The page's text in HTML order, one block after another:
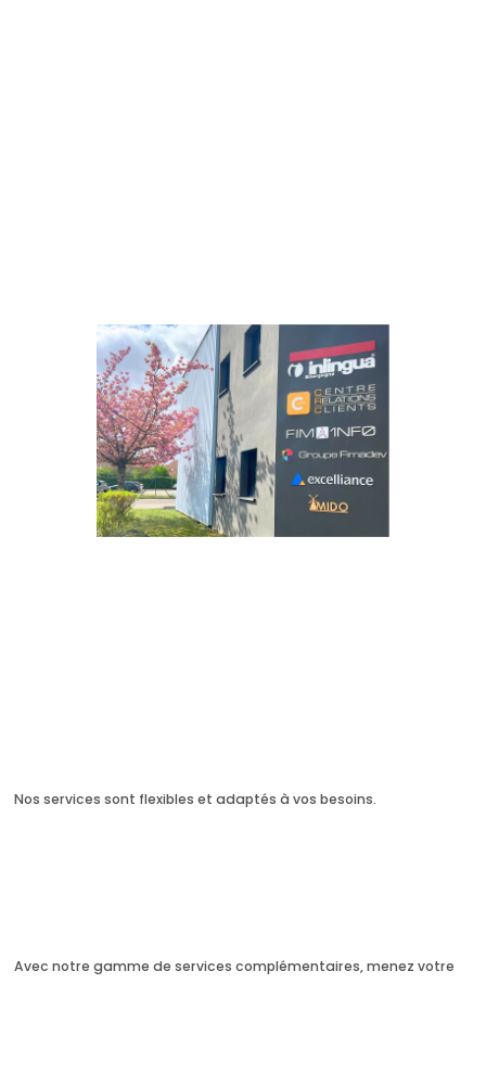
Nos services sont flexibles et adaptés à vos besoins.
Avec notre gamme de services complémentaires, menez votre